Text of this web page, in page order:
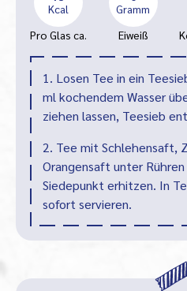
Kcal
Pro Glas ca.
Gramm
Eiweiß
1. Losen Tee in ein
ml kochendem Wasser
ziehen lassen, Teesieb
2. Tee mit Schlehensaft,
Orangensaft unter
Siedepunkt erhitzen. In
sofort servieren.